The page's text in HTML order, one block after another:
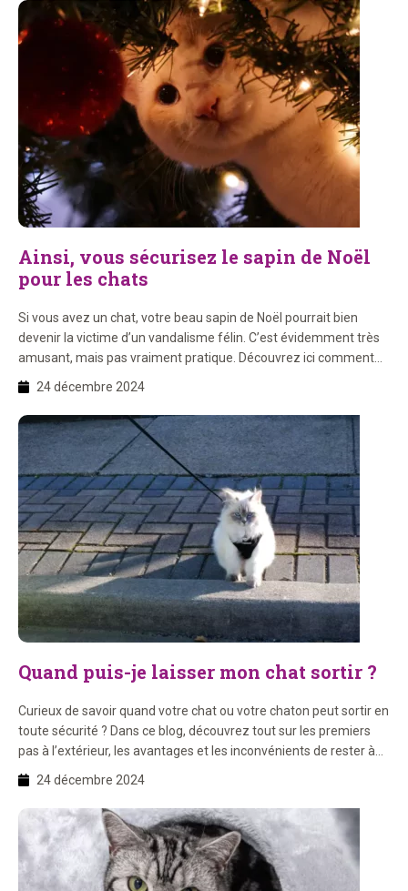
Ainsi, vous sécurisez le sapin de Noël
pour les chats
Si vous avez un chat, votre beau sapin de Noël pourrait bien
devenir la victime d’un vandalisme félin. C’est évidemment très
amusant, mais pas vraiment pratique. Découvrez ici comment
protéger votre sapin, vos décorations et votre chat pour passer
Noël en toute sécurité. Des astuces malignes pour un sapin de
Noël à l’épreuve des chats […]
24 décembre 2024
Quand puis-je laisser mon chat sortir ?
Curieux de savoir quand votre chat ou votre chaton peut sortir en
toute sécurité ? Dans ce blog, découvrez tout sur les premiers
pas à l’extérieur, les avantages et les inconvénients de rester à
l’intérieur ou de sortir, ainsi que des conseils et des astuces utiles
pour les propriétaires de chats ! À quel âge […]
24 décembre 2024